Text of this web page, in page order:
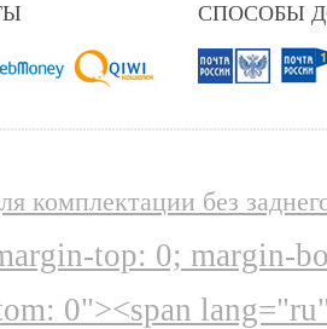
СПОСОБЫ
комплектации без
top: 0; margin-
0"><span